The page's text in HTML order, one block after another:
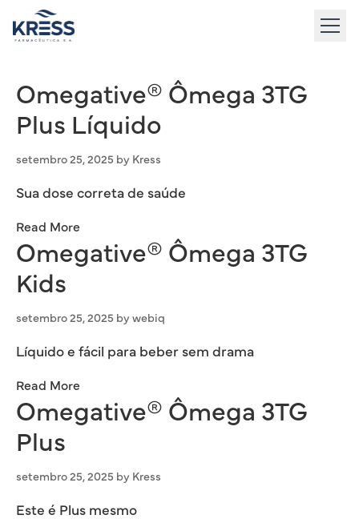
content
Omegative® Ômega 3TG
Plus Líquido
setembro 25, 2025 by Kress
Sua dose correta de saúde
Read More
Omegative® Ômega 3TG
Kids
setembro 25, 2025 bywebiq
Líquido e fácil para beber sem drama
Read More
Omegative® Ômega 3TG
Plus
setembro 25, 2025 by Kress
Este é Plus mesmo